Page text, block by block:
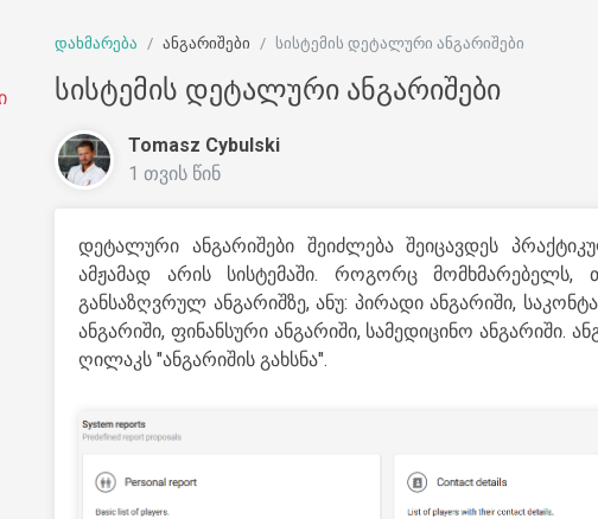
დახმარება ანგარიშები სისტემის დეტალური ანგარიშები
სისტემის დეტალური ანგარიშები
Tomasz Cybulski
1 თვის წინ
დეტალური ანგარიშები შეიძლება შეიცავდეს
ამჟამად არის სისტემაში. როგორც მომხმარებელს,
განსაზღვრულ ანგარიშზე, ანუ: პირადი ანგარიში,
ანგარიში, ფინანსური ანგარიში, სამედიცინო ანგარიში.
ღილაკს "ანგარიშის გახსნა".